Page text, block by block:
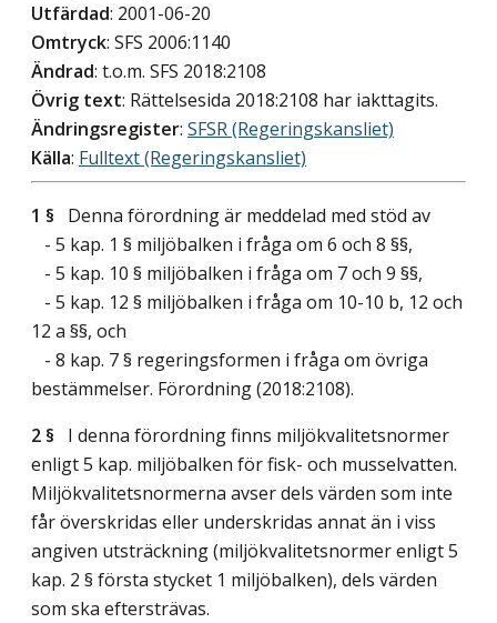
Utfärdad: 2001-06-20
Omtryck: SFS 2006:1140
Ändrad: t.o.m. SFS 2018:2108
Övrig text: Rättelsesida 2018:2108 har iakttagits.
Ändringsregister: SFSR (Regeringskansliet)
Källa: Fulltext (Regeringskansliet)
1 § Denna förordning är meddelad med stöd av
- 5 kap. 1 § miljöbalken i fråga om 6 och 8 §§,
- 5 kap. 10 § miljöbalken i fråga om 7 och 9 §§,
- 5 kap. 12 § miljöbalken i fråga om 10-10 b, 12 och
12 a §§, och
- 8 kap. 7 § regeringsformen i fråga om övriga
bestämmelser. Förordning (2018:2108).
2 § I denna förordning finns miljökvalitetsnormer
enligt 5 kap. miljöbalken för fisk- och musselvatten.
Miljökvalitetsnormerna avser dels värden som inte
får överskridas eller underskridas annat än i viss
angiven utsträckning (miljökvalitetsnormer enligt 5
kap. 2 § första stycket 1 miljöbalken), dels värden
som ska eftersträvas.